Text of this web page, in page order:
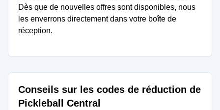
Dès que de nouvelles offres sont disponibles, nous
les enverrons directement dans votre boîte de
réception.
Conseils sur les codes de réduction de
Pickleball Central